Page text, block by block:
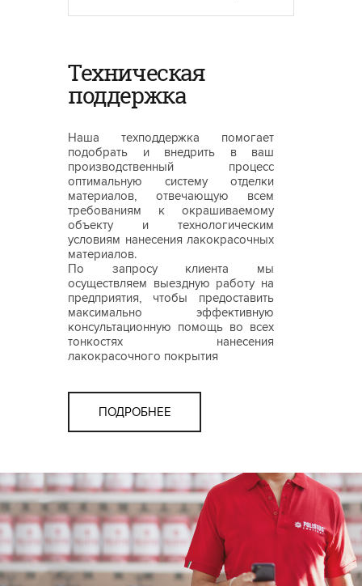
Техническая
поддержка
Наша техподдержка помогает
подобрать и внедрить в ваш
производственный процесс
оптимальную систему отделки
материалов, отвечающую всем
требованиям к окрашиваемому
объекту и технологическим
условиям нанесения лакокрасочных
материалов.
По запросу клиента мы
осуществляем выездную работу на
предприятия, чтобы предоставить
максимально эффективную
консультационную помощь во всех
тонкостях нанесения
лакокрасочного покрытия
ПОДРОБНЕЕ